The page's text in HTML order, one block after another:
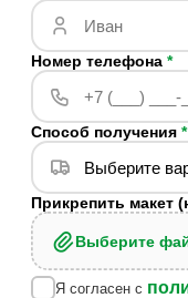
Номер телефона *
Способ получения *
Прикрепить макет
Выберите
Я согласен с